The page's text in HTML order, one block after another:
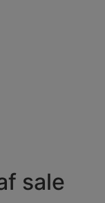
sale